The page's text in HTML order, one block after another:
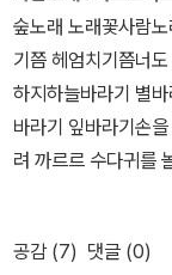
e/001/
중 1530원 돌파…2
icle/666/
이후 최고(종합2
001/
투표용지 부족 지역
니다. 온누리를 돌아
두 어버이 가운데 으
읽는 아빠”가 아주
에서 돈만 많이 벌어
아빠사랑을 나란히
지 않고 홀로 아재
을 읽고 동화책을 나
바깥일이 있으면 느
여다보는데, 한창 필
2’이 있어 한참 바라
냐》는 전남 광주 ‘
나왔다. ‘삐삐’는 대
‘리사벳’은 즐겁다.
아이들 이름이 얼마
지 못 한다. 앞으로
숲노래 노래꽃사람
기쯤 헤엄치기쯤너
하지하늘바라기 별
바라기 잎바라기손
려 까르르 수다귀를
(롱스타킹) 삐삐”로
어납니다. 시골집에
공감 (7) 댓글 (0)